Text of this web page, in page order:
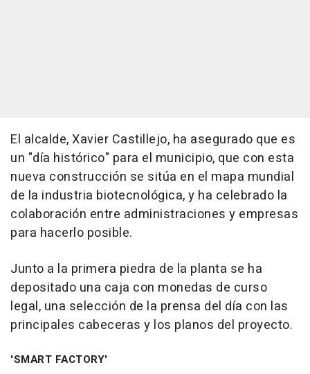
El alcalde, Xavier Castillejo, ha asegurado que es
un "día histórico" para el municipio, que con esta
nueva construcción se sitúa en el mapa mundial
de la industria biotecnológica, y ha celebrado la
colaboración entre administraciones y empresas
para hacerlo posible.
Junto a la primera piedra de la planta se ha
depositado una caja con monedas de curso
legal, una selección de la prensa del día con las
principales cabeceras y los planos del proyecto.
'SMART FACTORY'